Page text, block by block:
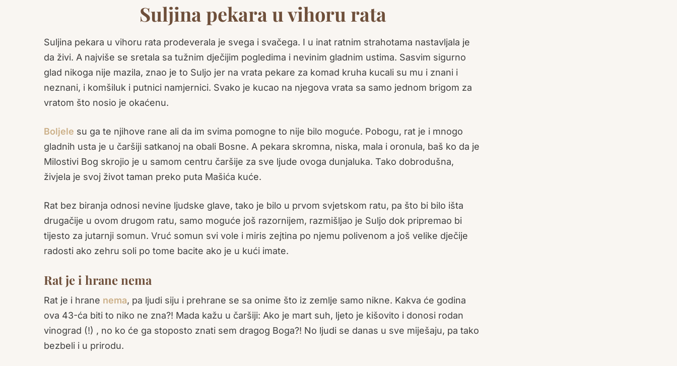
Suljina pekara u vihoru rata
Suljina pekara u vihoru rata prodeverala je svega i svačega. I u inat ratnim strahotama nastavljala je
da živi. A najviše se sretala sa tužnim dječijim pogledima i nevinim gladnim ustima. Sasvim sigurno
glad nikoga nije mazila, znao je to Suljo jer na vrata pekare za komad kruha kucali su mu i znani i
neznani, i komšiluk i putnici namjernici. Svako je kucao na njegova vrata sa samo jednom brigom za
vratom što nosio je okaćenu.
Boljele su ga te njihove rane ali da im svima pomogne to nije bilo moguće. Pobogu, rat je i mnogo
gladnih usta je u čaršiji satkanoj na obali Bosne. A pekara skromna, niska, mala i oronula, baš ko da je
Milostivi Bog skrojio je u samom centru čaršije za sve ljude ovoga dunjaluka. Tako dobrodušna,
živjela je svoj život taman preko puta Mašića kuće.
Rat bez biranja odnosi nevine ljudske glave, tako je bilo u prvom svjetskom ratu, pa što bi bilo išta
drugačije u ovom drugom ratu, samo moguće još razornijem, razmišljao je Suljo dok pripremao bi
tijesto za jutarnji somun. Vruć somun svi vole i miris zejtina po njemu polivenom a još velike dječije
radosti ako zehru soli po tome bacite ako je u kući imate.
Rat je i hrane nema
Rat je i hrane nema, pa ljudi siju i prehrane se sa onime što iz zemlje samo nikne. Kakva će godina
ova 43-ća biti to niko ne zna?! Mada kažu u čaršiji: Ako je mart suh, ljeto je kišovito i donosi rodan
vinograd (!) , no ko će ga stoposto znati sem dragog Boga?! No ljudi se danas u sve miješaju, pa tako
bezbeli i u prirodu.